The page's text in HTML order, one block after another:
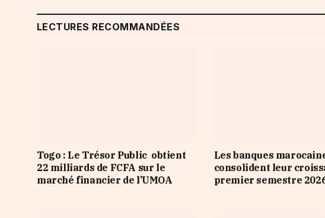
LECTURES RECOMMANDÉES
Togo : Le Trésor Public obtient
22 milliards de FCFA sur le
marché financier de l’UMOA
Les banques
consolident leur
premier semestre